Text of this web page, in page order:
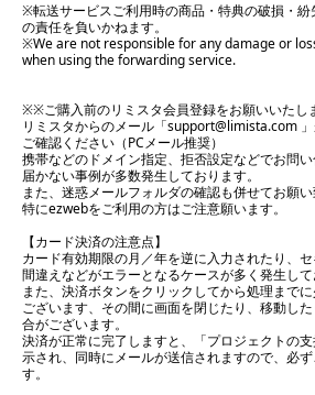
※転送サービスご利用時の商品・特典の破損・
の責任を負いかねます。
※We are not responsible for any damage or
when using the forwarding service.
※※ご購入前のリミスタ会員登録をお願いいた
リミスタからのメール「support@limista.com
ご確認ください（PCメール推奨）
携帯などのドメイン指定、拒否設定などでお問い
届かない事例が多数発生しております。
また、迷惑メールフォルダの確認も併せてお願い
特にezwebをご利用の方はご注意願います。
【カード決済の注意点】
カード有効期限の月／年を逆に入力されたり、
間違えなどがエラーとなるケースが多く発生して
また、決済ボタンをクリックしてから処理まで
ございます、その間に画面を閉じたり、移動し
合がございます。
決済が正常に完了しますと、「プロジェクトの
示され、同時にメールが送信されますので、必
す。